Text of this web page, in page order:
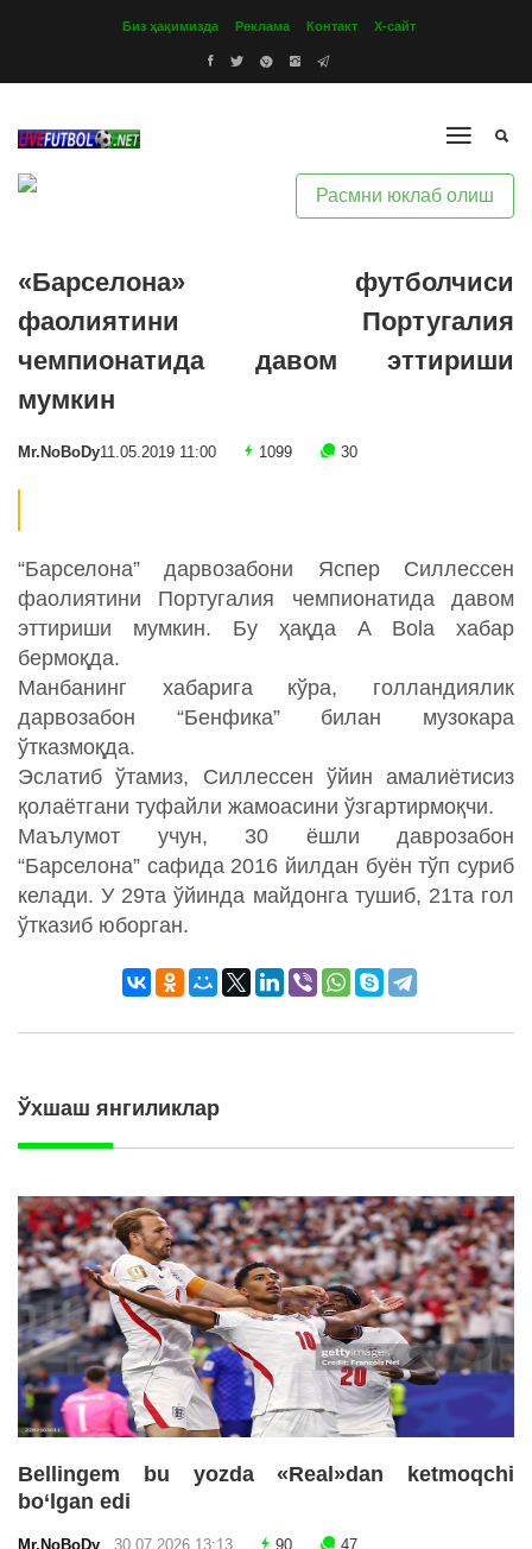
Биз ҳақимизда Реклама Контакт Х-сайт
Расмни юклаб олиш
«Барселона» футболчиси
фаолиятини Португалия
чемпионатида давом эттириши
мумкин
Mr.NoBoDy11.05.2019 11:00 1099 30
“Барселона” дарвозабони Яспер Силлессен
фаолиятини Португалия чемпионатида давом
эттириши мумкин. Бу ҳақда A Bola хабар
бермоқда.
Манбанинг хабарига кўра, голландиялик
дарвозабон “Бенфика” билан музокара
ўтказмоқда.
Эслатиб ўтамиз, Силлессен ўйин амалиётисиз
қолаётгани туфайли жамоасини ўзгартирмоқчи.
Маълумот учун, 30 ёшли даврозабон
“Барселона” сафида 2016 йилдан буён тўп суриб
келади. У 29та ўйинда майдонга тушиб, 21та гол
ўтказиб юборган.
Ўхшаш янгиликлар
Bellingem bu yozda «Real»dan ketmoqchi
bo‘lgan edi
Mr.NoBoDy 30.07.2026 13:13 90 47